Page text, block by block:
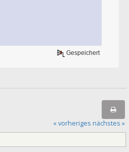
Gespeichert
« vorheriges nächstes »